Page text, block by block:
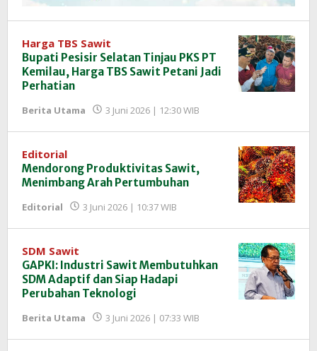
Harga TBS Sawit
Bupati Pesisir Selatan Tinjau PKS PT
Kemilau, Harga TBS Sawit Petani Jadi
Perhatian
Berita Utama 3 Juni 2026 | 12:30 WIB
InfoSAWIT
Editorial
Mendorong Produktivitas Sawit,
Menimbang Arah Pertumbuhan
Editorial 3 Juni 2026 | 10:37 WIB
InfoSAWIT
SDM Sawit
GAPKI: Industri Sawit Membutuhkan
SDM Adaptif dan Siap Hadapi
Perubahan Teknologi
Berita Utama 3 Juni 2026 | 07:33 WIB
InfoSAWIT